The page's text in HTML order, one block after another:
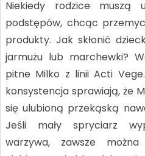
Niekiedy rodzice muszą
podstępów, chcąc
produkty. Jak skłonić
jarmużu lub marchewki?
pitne Milko z linii Acti
konsystencja sprawiają, że
się ulubioną przekąską
Jeśli mały spryciarz
warzywa, zawsze